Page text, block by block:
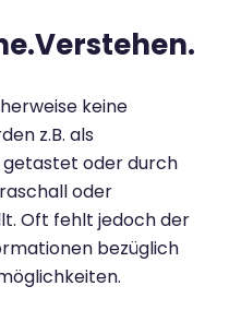
keine
z.B. als
getastet oder durch
oder
Oft fehlt jedoch der
bezüglich